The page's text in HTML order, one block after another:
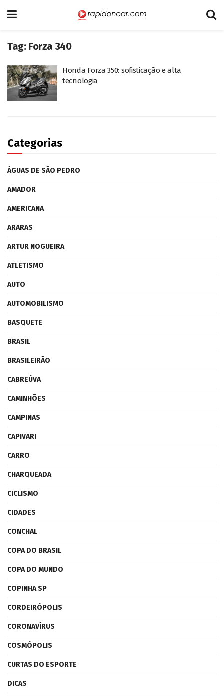
Tag: Forza 340
Honda Forza 350: sofisticação e alta
tecnologia
Categorias
ÁGUAS DE SÃO PEDRO
AMADOR
AMERICANA
ARARAS
ARTUR NOGUEIRA
ATLETISMO
AUTO
AUTOMOBILISMO
BASQUETE
BRASIL
BRASILEIRÃO
CABREÚVA
CAMINHÕES
CAMPINAS
CAPIVARI
CARRO
CHARQUEADA
CICLISMO
CIDADES
CONCHAL
COPA DO BRASIL
COPA DO MUNDO
COPINHA SP
CORDEIRÓPOLIS
CORONAVÍRUS
COSMÓPOLIS
CURTAS DO ESPORTE
DICAS